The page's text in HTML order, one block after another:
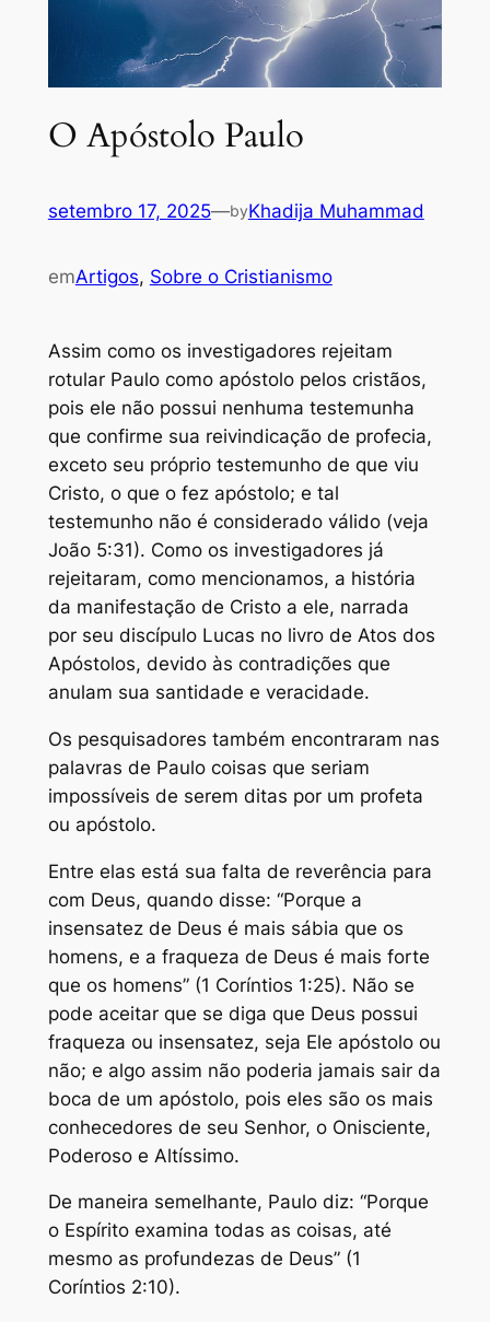
O Apóstolo Paulo
setembro 17, 2025—byKhadija Muhammad
emArtigos, Sobre o Cristianismo
Assim como os investigadores rejeitam
rotular Paulo como apóstolo pelos cristãos,
pois ele não possui nenhuma testemunha
que confirme sua reivindicação de profecia,
exceto seu próprio testemunho de que viu
Cristo, o que o fez apóstolo; e tal
testemunho não é considerado válido (veja
João 5:31). Como os investigadores já
rejeitaram, como mencionamos, a história
da manifestação de Cristo a ele, narrada
por seu discípulo Lucas no livro de Atos dos
Apóstolos, devido às contradições que
anulam sua santidade e veracidade.
Os pesquisadores também encontraram nas
palavras de Paulo coisas que seriam
impossíveis de serem ditas por um profeta
ou apóstolo.
Entre elas está sua falta de reverência para
com Deus, quando disse: “Porque a
insensatez de Deus é mais sábia que os
homens, e a fraqueza de Deus é mais forte
que os homens” (1 Coríntios 1:25). Não se
pode aceitar que se diga que Deus possui
fraqueza ou insensatez, seja Ele apóstolo ou
não; e algo assim não poderia jamais sair da
boca de um apóstolo, pois eles são os mais
conhecedores de seu Senhor, o Onisciente,
Poderoso e Altíssimo.
De maneira semelhante, Paulo diz: “Porque
o Espírito examina todas as coisas, até
mesmo as profundezas de Deus” (1
Coríntios 2:10).